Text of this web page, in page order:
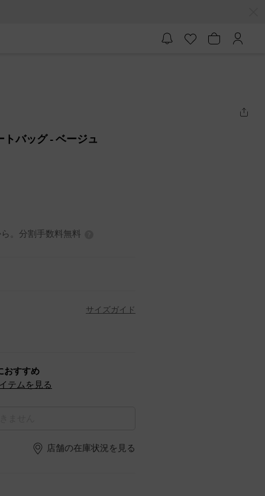
トバッグ- ベージュ
。分割手数料無料
サイズガイド
おすすめ
テムを見る
店舗の在庫状況を見る